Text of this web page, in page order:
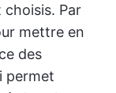
Par
mettre en
des
permet